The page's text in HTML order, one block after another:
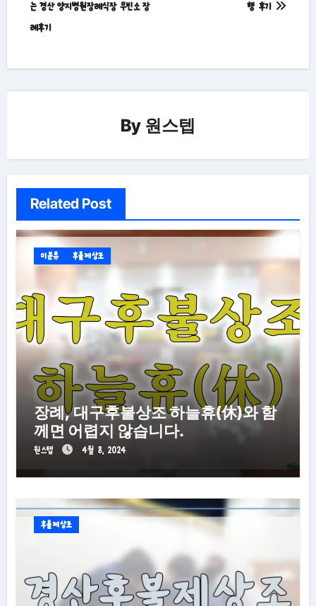
탐
색
는 경산 양지병원장례식장 무빈소 장
례후기
행 후기
By 원스텝
Related Post
미분류 후불제상조
장례, 대구후불상조 하늘휴(休)와 함
께면 어렵지 않습니다.
원스텝 4월 8, 2024
후불제상조